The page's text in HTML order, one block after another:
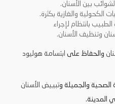
بين الأسنان.
الكحولية والغازية بكثرة.
بانتظام لإجراء
وتنظيف الأسنان.
والحفاظ على ابتسامة هوليود
الصحية والجميلة وتبييض الأسنان
المدينة.